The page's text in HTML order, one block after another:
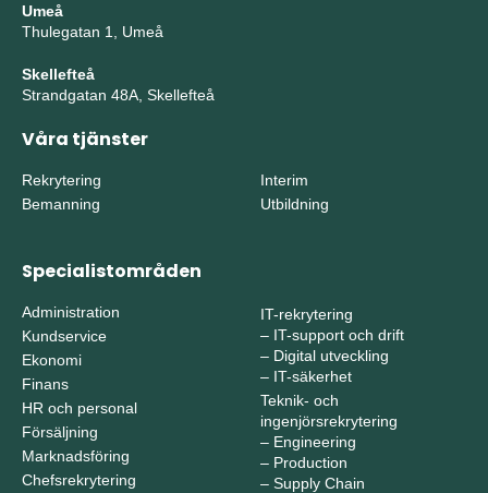
Umeå
Thulegatan 1, Umeå
Skellefteå
Strandgatan 48A, Skellefteå
Våra tjänster
Rekrytering
Bemanning
Interim
Utbildning
Specialistområden
Administration
Kundservice
Ekonomi
Finans
HR och personal
Försäljning
Marknadsföring
Chefsrekrytering
IT-rekrytering
– IT-support och drift
– Digital utveckling
– IT-säkerhet
Teknik- och
ingenjörsrekrytering
– Engineering
– Production
– Supply Chain